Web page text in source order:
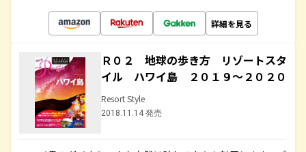
詳細を見る
Ｒ０２ 地球の歩き方 リゾートスタ
イル ハワイ島 ２０１９～２０２０
Resort Style
2018.11.14 発売